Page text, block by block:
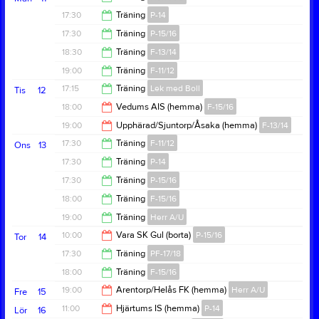
19:00
19:00
17:30 Träning P-14
19:00
17:30 Träning P-15/16
19:00
18:30 Träning F-13/14
20:00
19:00 Träning F-11/12
20:30
12
Tis 17:15 Träning Lek med Boll
18:00
18:00 Vedums AIS (hemma) F-15/16
20:00
19:00 Upphärad/Sjuntorp/Åsaka (hemma) F-13/14
21:00
13
Ons 17:30 Träning F-11/12
19:00
17:30 Träning P-14
19:00
17:30 Träning P-15/16
19:00
18:00 Träning F-15/16
19:30
19:00 Träning Herr A/U
20:30
14
Tor 10:00 Vara SK Gul (borta) P-15/16
12:00
17:30 Träning PF-17/18
18:30
18:00 Träning F-15/16
19:30
15
Fre 19:00 Arentorp/Helås FK (hemma) Herr A/U
16
Lör 11:00 Hjärtums IS (hemma) P-14